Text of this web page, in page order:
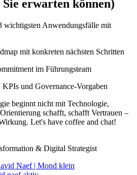
Sie erwarten können)
wichtigsten Anwendungsfälle mit
mit konkreten nächsten Schritten
im Führungsteam
und Governance‑Vorgaben
beginnt nicht mit Technologie,
schafft, schafft Vertrauen –
Let's have coffee and chat!
& Digital Strategist